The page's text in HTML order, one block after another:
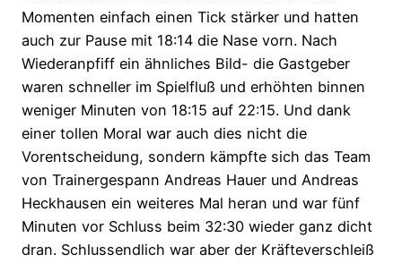
Momenten einfach einen Tick stärker und hatten
auch zur Pause mit 18:14 die Nase vorn. Nach
Wiederanpfiff ein ähnliches Bild- die Gastgeber
waren schneller im Spielfluß und erhöhten binnen
weniger Minuten von 18:15 auf 22:15. Und dank
einer tollen Moral war auch dies nicht die
Vorentscheidung, sondern kämpfte sich das Team
von Trainergespann Andreas Hauer und Andreas
Heckhausen ein weiteres Mal heran und war fünf
Minuten vor Schluss beim 32:30 wieder ganz dicht
dran. Schlussendlich war aber der Kräfteverschleiß